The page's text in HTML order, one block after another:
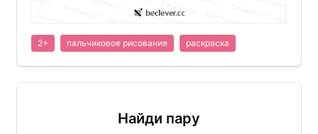
2+ пальчиковое рисование раскраска
Найди пару